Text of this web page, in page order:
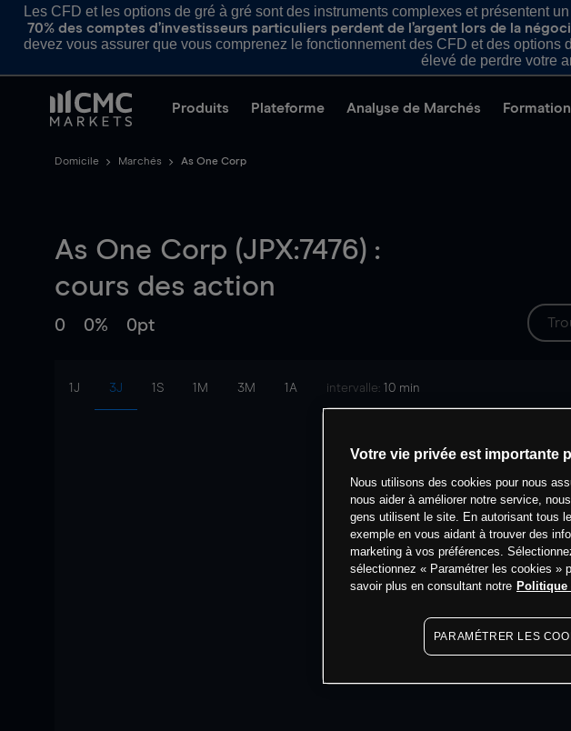
Les CFD et les options de gré à gré sont des instruments complexes et présentent
70% des comptes d’investisseurs particuliers perdent de l’argent lors de la
devez vous assurer que vous comprenez le fonctionnement des CFD et des
élevé de perdre votre
Produits Plateforme Analyse de Marchés Formation
Domicile Marchés As One Corp
As One Corp (JPX:7476) :
cours des action
0 0% 0pt
1J 3J 1S 1M 3M 1A intervalle: 10 min
Votre vie privée est importante
Nous utilisons des cookies pour nous
nous aider à améliorer notre service,
gens utilisent le site. En autorisant tous
exemple en vous aidant à trouver des
marketing à vos préférences.
sélectionnez « Paramétrer les cookies »
savoir plus en consultant notre Politique
PARAMÉTRER LES